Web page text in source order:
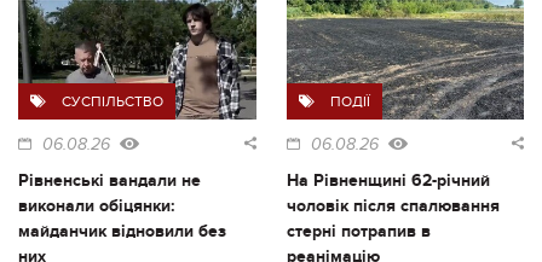
СУСПІЛЬСТВО
06.08.26
Рівненські вандали не
виконали обіцянки:
майданчик відновили без
них
ПОДІЇ
06.08.26
На Рівненщині 62-річний
чоловік після спалювання
стерні потрапив в
реанімацію